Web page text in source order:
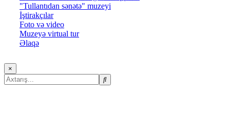
"Tullantıdan sənətə" muzeyi
İştirakçılar
Foto və video
Muzeyə virtual tur
Əlaqə
×